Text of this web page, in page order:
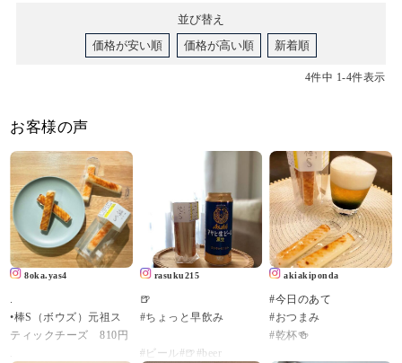
並び替え
価格が安い順
価格が高い順 新着順
4件中 1-4件表示
お客様の声
8oka.yas4
•棒S（ボウズ）元祖ス
ティックチーズ 810円
rasuku215
🍺
#ちょっと早飲み
#ビール#🍺#beer
akiakiponda
#今日のあて
#おつまみ
#乾杯🍻